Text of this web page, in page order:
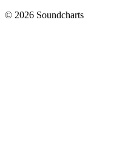
© 2026 Soundcharts